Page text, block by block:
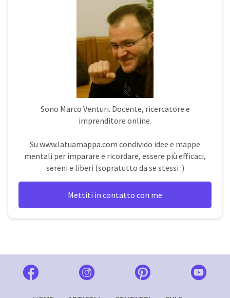
Sono Marco Venturi. Docente, ricercatore e
imprenditore online.
Su www.latuamappa.com condivido idee e mappe
mentali per imparare e ricordare, essere più efficaci,
sereni e liberi (sopratutto da se stessi :)
Mettiti in contatto con me